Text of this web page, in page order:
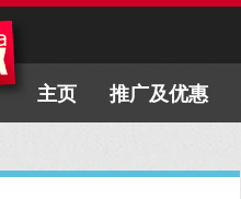
主页 推广及优惠